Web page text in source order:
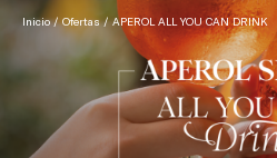
Inicio Ofertas APEROL ALL YOU CAN DRINK